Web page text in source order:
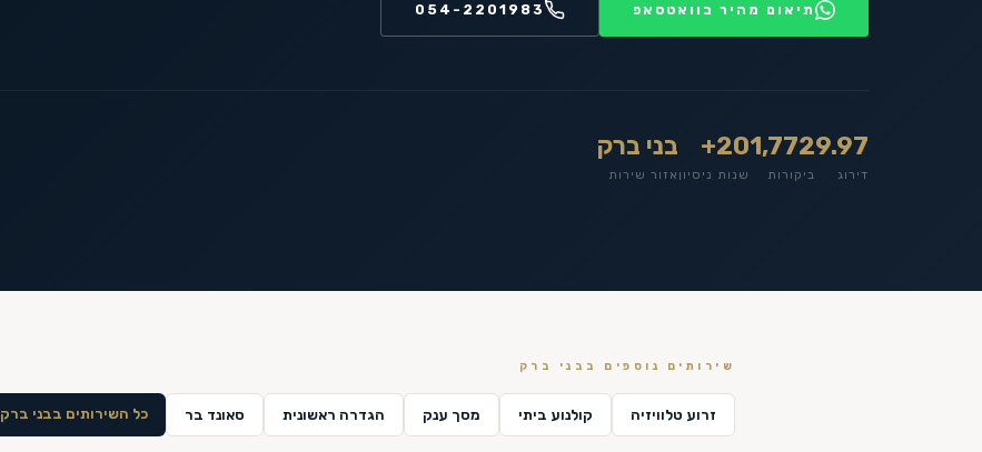
תיאום מהיר בוואטסאפ 054-2201983
9.97
דירוג
1,772
ביקורות
20+
שנות ניסיון
בני ברק
אזור שירות
שירותים נוספים ב בני ברק
זרוע טלוויזיה קולנוע ביתי מסך ענק הגדרה ראשונית סאונד בר כל השירותים בבני ברק